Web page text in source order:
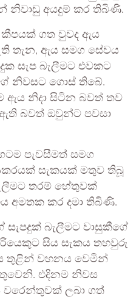
නිවාඩු අයදුම් කර තිබිණි.
ගත වුවද ඇය
තැන, ඇය සමග සේවය
සැප බැලීමට එවකට
නිවසට ගොස් තිබේ.
ඇය නිදා සිටින බවත් තව
බවත් ඔවුන්ට පවසා
පැවසීමත් සමග
සැකයක් මතුව තිබූ
තරම් හේතුවක්
අමතක කර දමා තිබිණි.
බැලීමට වාසුකීගේ
සිය සැකය තහවුරු
තුළින් වහනය වෙමින්
එදිනම නිවස
වරෙන්තුවක් ලබා ගත්